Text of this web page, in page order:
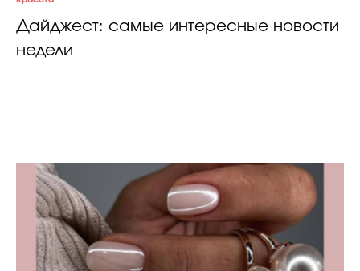
Дайджест: самые интересные новости
недели